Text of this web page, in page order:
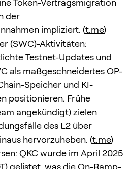
Token-Vertragsmigration
der
impliziert. (t.me)
(SWC)-Aktivitäten:
Testnet-Updates und
als maßgeschneidertes OP-
Speicher und KI-
positionieren. Frühe
angekündigt) zielen
des L2 über
hervorzuheben. (t.me)
QKC wurde im April 2025
gelistet, was die On-Ramp-